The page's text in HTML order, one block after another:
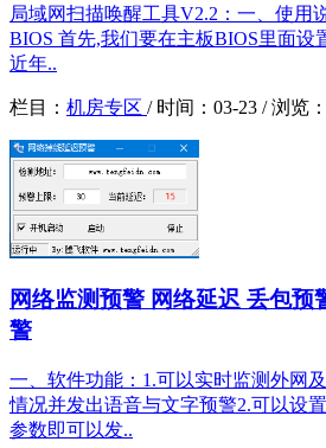
局域网扫描唤醒工具V2.2：一、使用
BIOS 首先,我们要在主板BIOS里面设
近年..
栏目： 机房专区 / 时间： 03-23 /浏览：
网络监测预警 网络延迟 丢包预
警
一、软件功能：1.可以实时监测外网
情况并发出语音与文字预警2.可以设
参数即可以发..